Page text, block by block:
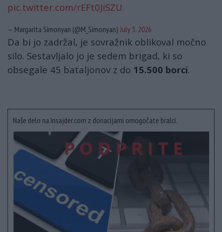
pic.twitter.com/rEFt0JiSZU
— Margarita Simonyan (@M_Simonyan) July 3, 2026
Da bi jo zadržal, je sovražnik oblikoval močno
silo. Sestavljalo jo je sedem brigad, ki so
obsegale 45 bataljonov z do 15.500 borci.
Naše delo na Insajder.com z donacijami omogočate bralci.